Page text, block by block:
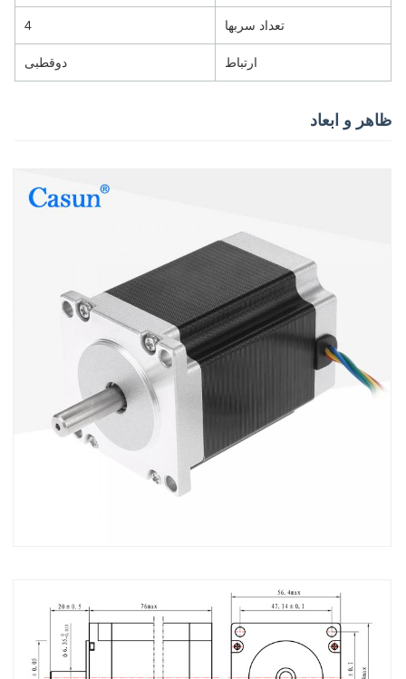
تعداد سربها 4
ارتباط دوقطبی
ظاهر و ابعاد